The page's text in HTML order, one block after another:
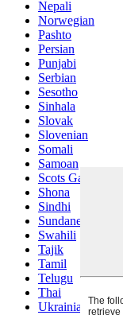
Nepali
Norwegian
Pashto
Persian
Punjabi
Serbian
Sesotho
Sinhala
Slovak
Slovenian
Somali
Samoan
Scots Gaelic
Shona
Sindhi
Sundanese
Swahili
Tajik
Tamil
Telugu
Thai
Ukrainian